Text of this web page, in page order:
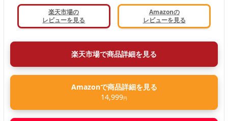
楽天市場の
レビューを見る
Amazonの
レビューを見る
楽天市場で商品詳細を見る
Amazonで商品詳細を見る
14,999円